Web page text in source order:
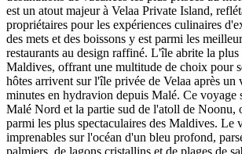
est un atout majeur à Velaa Private Island,
propriétaires pour les expériences culinaires
des mets et des boissons y est parmi les
restaurants au design raffiné. L'île abrite la
Maldives, offrant une multitude de choix pour
hôtes arrivent sur l'île privée de Velaa après un
minutes en hydravion depuis Malé. Ce voyage
Malé Nord et la partie sud de l'atoll de Noonu,
parmi les plus spectaculaires des Maldives. Le
imprenables sur l'océan d'un bleu profond,
palmiers, de lagons cristallins et de plages de